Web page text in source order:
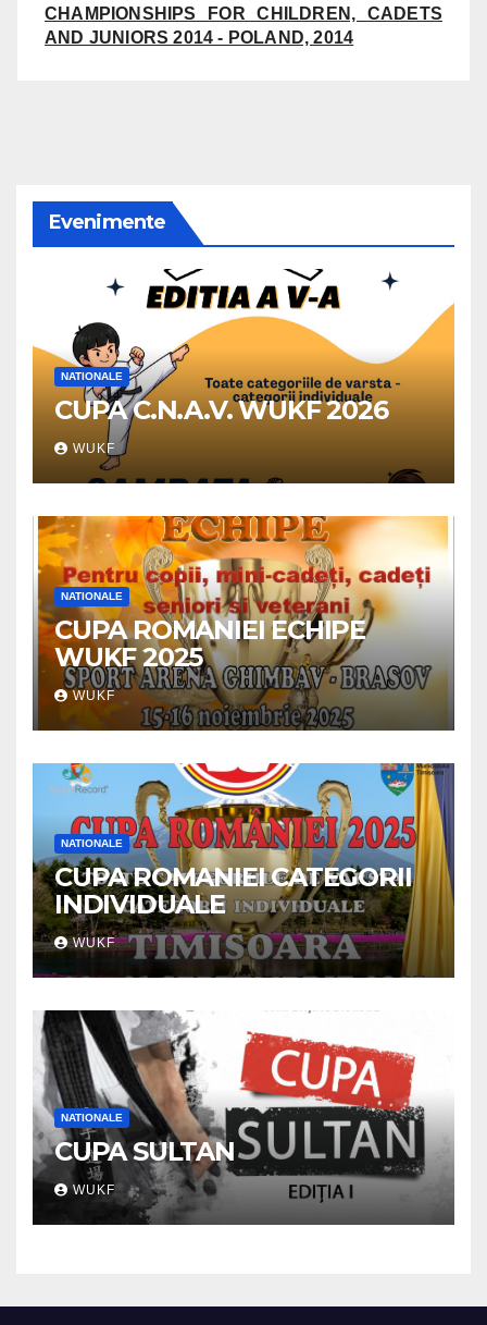
CHAMPIONSHIPS FOR CHILDREN, CADETS
AND JUNIORS 2014 - POLAND, 2014
Evenimente
NATIONALE
CUPA C.N.A.V. WUKF 2026
WUKF
NATIONALE
CUPA ROMANIEI ECHIPE
WUKF 2025
WUKF
NATIONALE
CUPA ROMANIEI CATEGORII
INDIVIDUALE
WUKF
NATIONALE
CUPA SULTAN
WUKF